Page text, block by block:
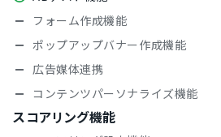
フォーム作成機能
ポップアップバナー作成機能
広告媒体連携
コンテンツパーソナライズ機能
スコアリング機能